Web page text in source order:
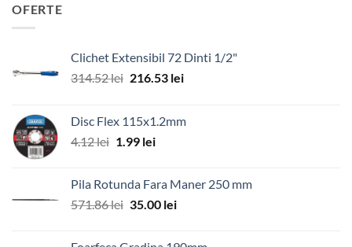
OFERTE
Clichet Extensibil 72 Dinti 1/2"
314.52lei Prețul
fost:
314.52 lei.
216.53 leiPrețul
216.53 lei.
Disc Flex 115x1.2mm
4.12lei Prețul
fost:
4.12 lei.
1.99 leiPrețul
1.99 lei.
Pila Rotunda Fara Maner 250 mm
571.86lei Prețul
35.00 leiPrețul